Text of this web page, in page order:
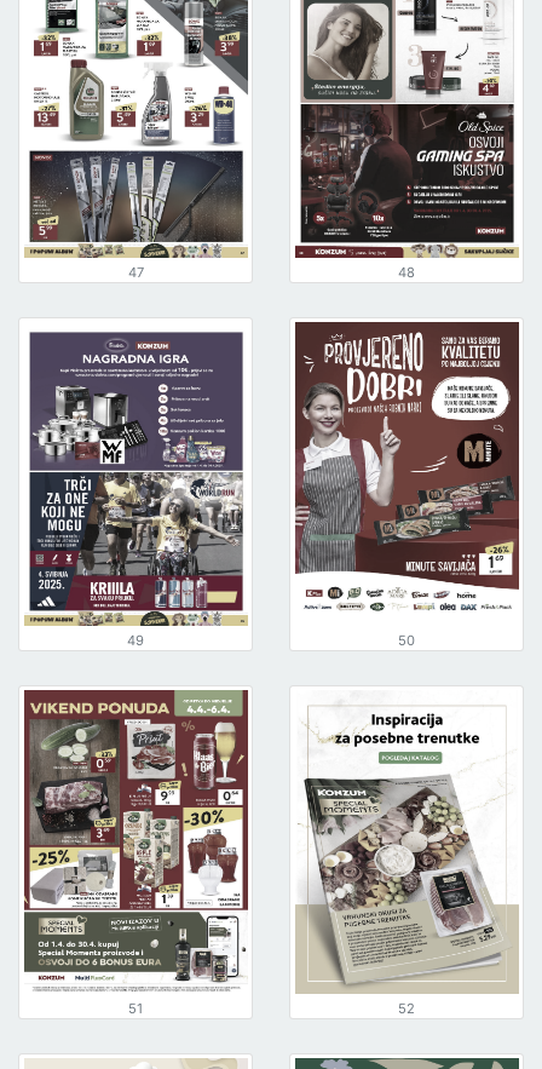
47 48
49 50
51 52